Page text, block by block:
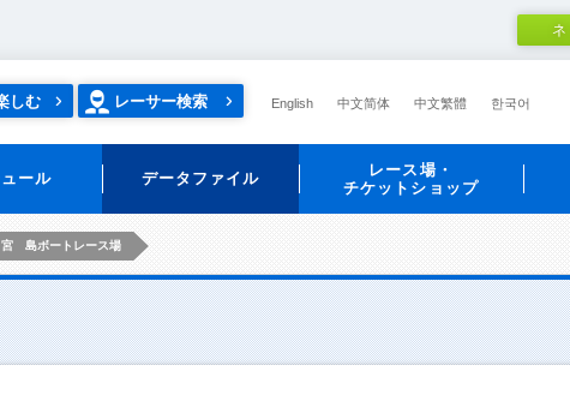
しむ レーサー検索 English 中文简体 中文繁體 한국어
ール データファイル
レース場・
チケットショップ
宮 島ボートレース場